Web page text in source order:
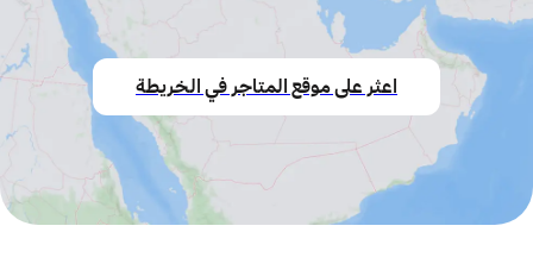
اعثر على موقع المتاجر في الخريطة